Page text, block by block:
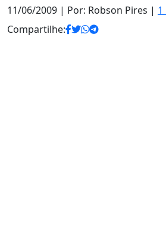
11/06/2009 | Por: Robson Pires |
Compartilhe: